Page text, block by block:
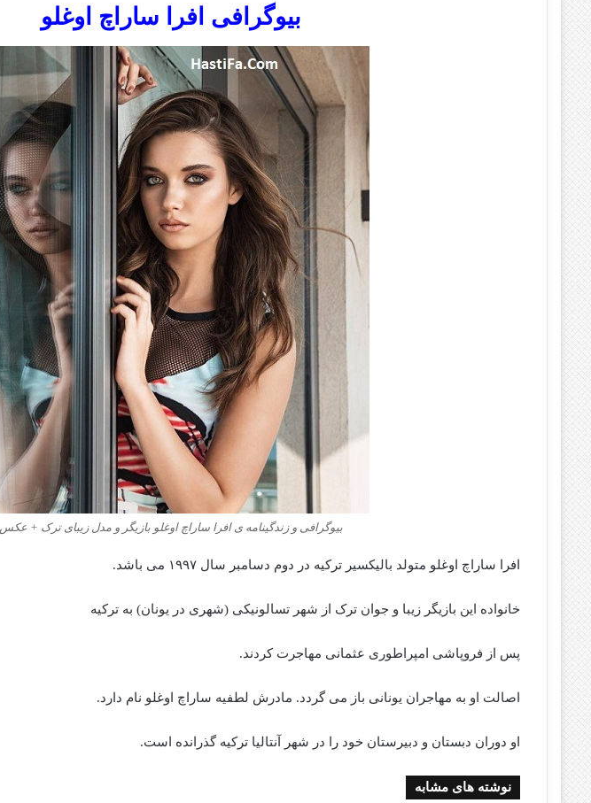
بیوگرافی افرا ساراچ اوغلو
بیوگرافی و زندگینامه ی افرا ساراچ اوغلو بازیگر و مدل زیبای ترک + عکس
افرا ساراچ اوغلو متولد بالیکسیر ترکیه در دوم دسامبر سال ۱۹۹۷ می باشد.
خانواده این بازیگر زیبا و جوان ترک از شهر تسالونیکی (شهری در یونان) به ترکیه
پس از فروپاشی امپراطوری عثمانی مهاجرت کردند.
اصالت او به مهاجران یونانی باز می گردد. مادرش لطفیه ساراچ اوغلو نام دارد.
او دوران دبستان و دبیرستان خود را در شهر آنتالیا ترکیه گذرانده است.
نوشته های مشابه